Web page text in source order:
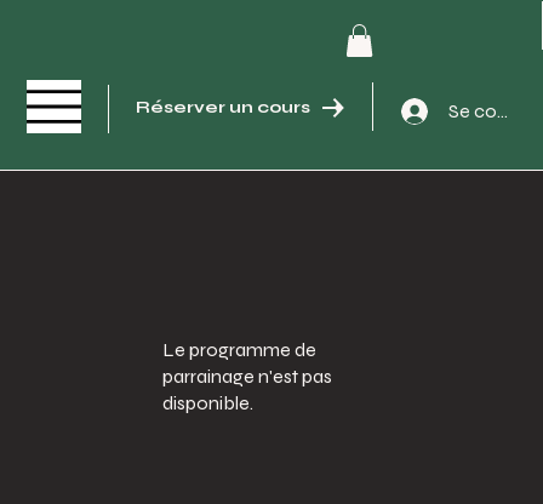
Réserver un cours Se
Le programme de
parrainage n'est pas
disponible.